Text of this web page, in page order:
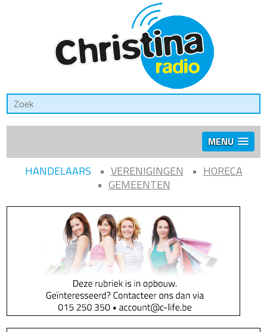
MENU
HANDELAARS VERENIGINGEN
HORECA
GEMEENTEN